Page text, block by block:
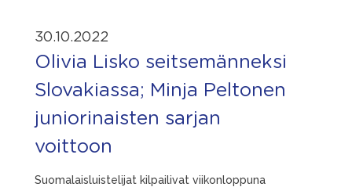
30.10.2022
Olivia Lisko seitsemänneksi
Slovakiassa; Minja Peltonen
juniorinaisten sarjan
voittoon
Suomalaisluistelijat kilpailivat viikonloppuna